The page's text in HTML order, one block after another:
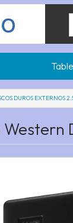
DUROS EXTERNOS